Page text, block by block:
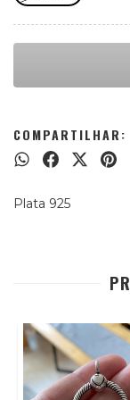
COMPARTILHAR:
Plata 925